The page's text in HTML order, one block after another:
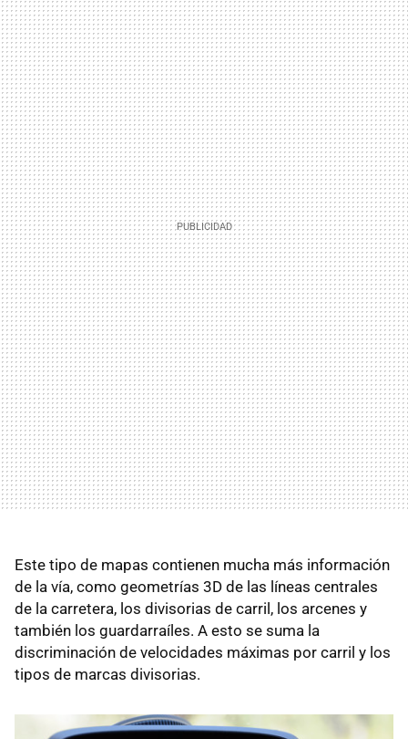
Este tipo de mapas contienen mucha más información
de la vía, como geometrías 3D de las líneas centrales
de la carretera, los divisorias de carril, los arcenes y
también los guardarraíles. A esto se suma la
discriminación de velocidades máximas por carril y los
tipos de marcas divisorias.